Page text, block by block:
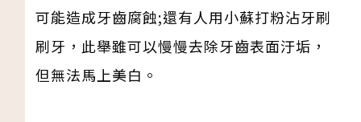
可能造成牙齒腐蝕;還有人用小蘇打粉沾牙刷
刷牙，此舉雖可以慢慢去除牙齒表面汙垢，
但無法馬上美白。